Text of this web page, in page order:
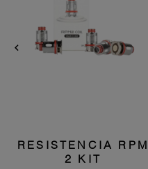
RESISTENCIA RPM
2 KIT
